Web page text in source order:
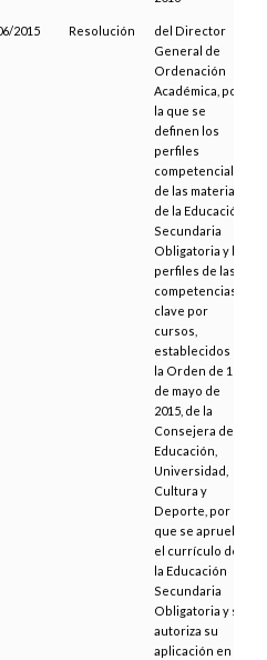
2015 Resolución
del Director
General de
Ordenación
Académica, por
la que se
definen los
perfiles
competenciales
de las materias
de la Educación
Secundaria
Obligatoria y los
perfiles de las
competencias
clave por
cursos,
establecidos en
la Orden de 15
de mayo de
2015, de la
Consejera de
Educación,
Universidad,
Cultura y
Deporte, por la
que se aprueba
el currículo de
la Educación
Secundaria
Obligatoria y se
autoriza su
aplicación en